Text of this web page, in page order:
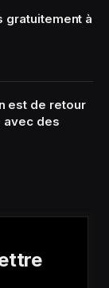
gratuitement à
est de retour
avec des